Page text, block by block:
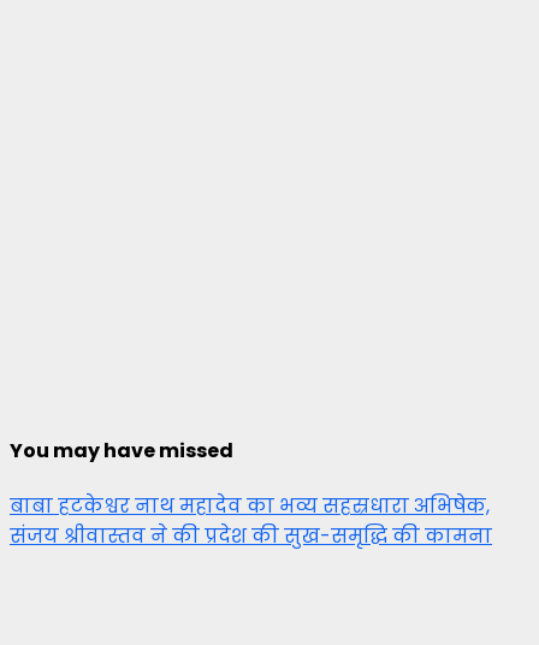
You may have missed
बाबा हटकेश्वर नाथ महादेव का भव्य सहस्रधारा अभिषेक,
संजय श्रीवास्तव ने की प्रदेश की सुख-समृद्धि की कामना